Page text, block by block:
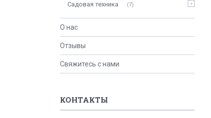
Садовая техника 7
О нас
Отзывы
Свяжитесь с нами
КОНТАКТЫ